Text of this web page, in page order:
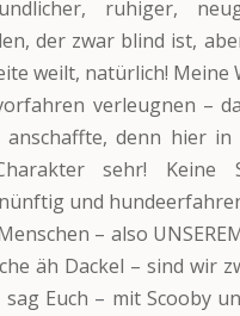
ruhiger,
der zwar blind ist,
weilt, natürlich!
verleugnen –
denn hier
sehr!
und
– also
äh Dackel – sind wir
Euch – mit Scooby